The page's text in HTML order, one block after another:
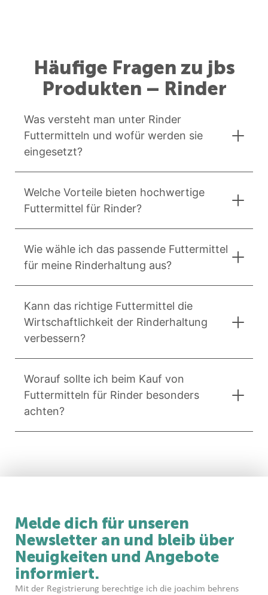
Häufige Fragen zu jbs
Produkten – Rinder
Was versteht man unter Rinder
Futtermitteln und wofür werden sie
eingesetzt?
Welche Vorteile bieten hochwertige
Futtermittel für Rinder?
Wie wähle ich das passende Futtermittel
für meine Rinderhaltung aus?
Kann das richtige Futtermittel die
Wirtschaftlichkeit der Rinderhaltung
verbessern?
Worauf sollte ich beim Kauf von
Futtermitteln für Rinder besonders
achten?
Melde dich für unseren
Newsletter an und bleib über
Neuigkeiten und Angebote
informiert.
Mit der Registrierung berechtige ich die joachim behrens